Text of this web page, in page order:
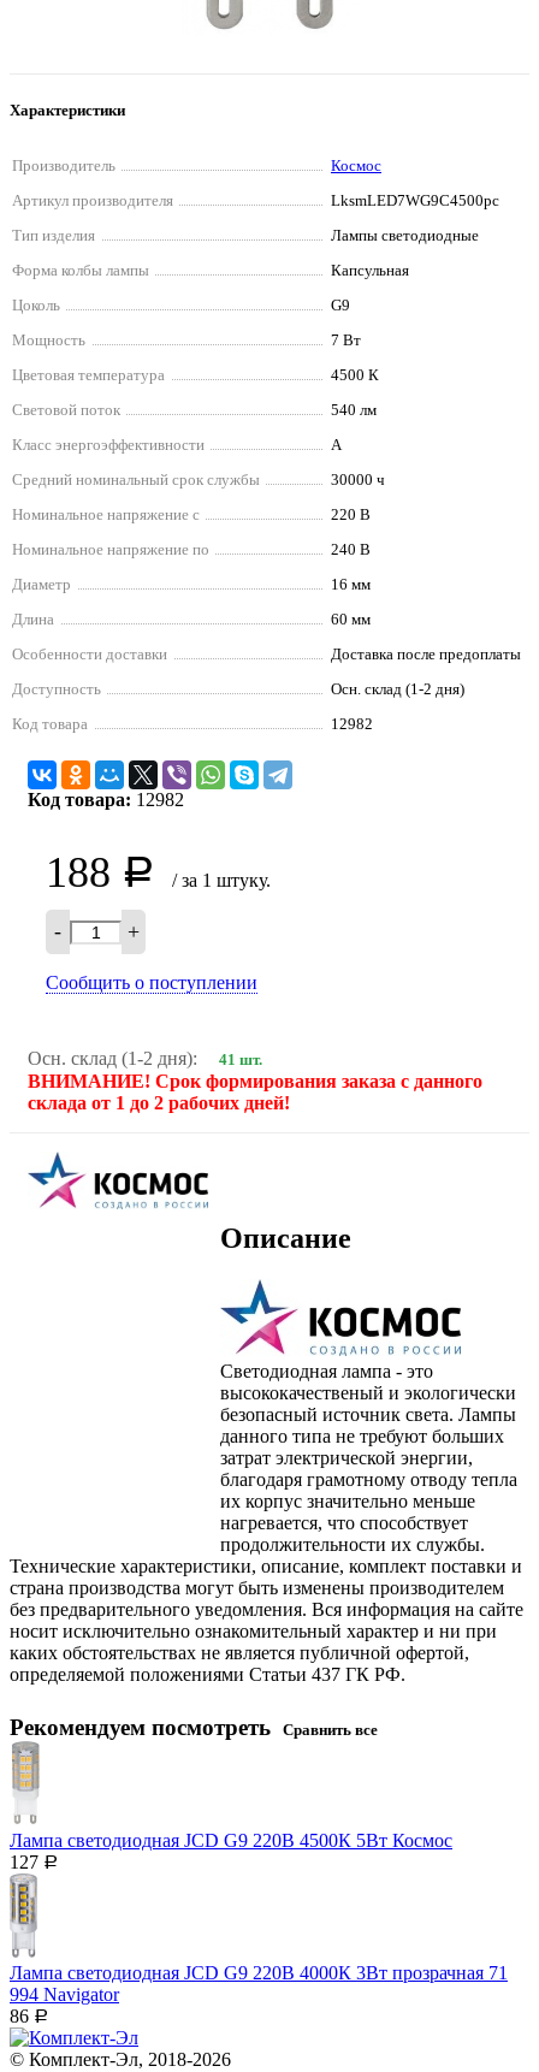
Характеристики
Производитель
Космос
Артикул производителя
LksmLED7WG9C4500pc
Тип изделия
Лампы светодиодные
Форма колбы лампы
Капсульная
Цоколь
G9
Мощность
7 Вт
Цветовая температура
4500 К
Световой поток
540 лм
Класс энергоэффективности
A
Средний номинальный срок службы
30000 ч
Номинальное напряжение с
220 В
Номинальное напряжение по
240 В
Диаметр
16 мм
Длина
60 мм
Особенности доставки
Доставка после предоплаты
Доступность
Осн. склад (1-2 дня)
Код товара
12982
Код товара: 12982
188 Р / за 1 штуку.
- +
Сообщить о поступлении
Осн. склад (1-2 дня): 41 шт.
ВНИМАНИЕ! Срок формирования заказа с данного
склада от 1 до 2 рабочих дней!
Описание
Светодиодная лампа - это
высококачественый и экологически
безопасный источник света. Лампы
данного типа не требуют больших
затрат электрической энергии,
благодаря грамотному отводу тепла
их корпус значительно меньше
нагревается, что способствует
продолжительности их службы.
Технические характеристики, описание, комплект поставки и
страна производства могут быть изменены производителем
без предварительного уведомления. Вся информация на сайте
носит исключительно ознакомительный характер и ни при
каких обстоятельствах не является публичной офертой,
определяемой положениями Статьи 437 ГК РФ.
Рекомендуем посмотреть Сравнить все
Лампа светодиодная JCD G9 220В 4500К 5Вт Космос
127 Р
Лампа светодиодная JCD G9 220В 4000К 3Вт прозрачная 71
994 Navigator
86 Р
© Комплект-Эл, 2018-2026